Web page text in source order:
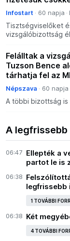
Infostart 60 napja
Tisztségviselőket
vizsgálóbizottság
országg
Felálltak a
Tuzson Bence
tárhatja fel az
Népszava 60 napja
A többi bizottság is
A legfrissebb
06:47 Ellepték a
partot le is
06:38
legfrissebb
1 TOVÁBBI
06:38 Két
4 TOVÁBBI